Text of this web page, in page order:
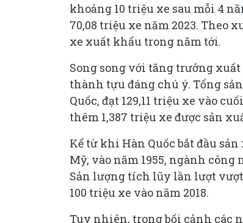
khoảng 10 triệu xe sau mỗi 4
70,08 triệu xe năm 2023. Theo
xe xuất khẩu trong năm tới.
Song song với tăng trưởng
thành tựu đáng chú ý. Tổng
Quốc, đạt 129,11 triệu xe vào
thêm 1,387 triệu xe được sản
Kể từ khi Hàn Quốc bắt đầu
Mỹ, vào năm 1955, ngành
Sản lượng tích lũy lần lượt vượt
100 triệu xe vào năm 2018.
Tuy nhiên, trong bối cảnh các